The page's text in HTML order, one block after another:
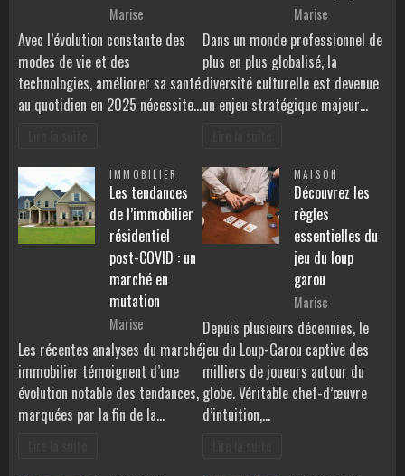
Marise
Avec l’évolution constante des
modes de vie et des
technologies, améliorer sa santé
au quotidien en 2025 nécessite…
Marise
Dans un monde professionnel de
plus en plus globalisé, la
diversité culturelle est devenue
un enjeu stratégique majeur…
IMMOBILIER
Les tendances
de l’immobilier
résidentiel
post-COVID : un
marché en
mutation
Marise
Les récentes analyses du marché
immobilier témoignent d’une
évolution notable des tendances,
marquées par la fin de la…
MAISON
Découvrez les
règles
essentielles du
jeu du loup
garou
Marise
Depuis plusieurs décennies, le
jeu du Loup-Garou captive des
milliers de joueurs autour du
globe. Véritable chef-d’œuvre
d’intuition,…